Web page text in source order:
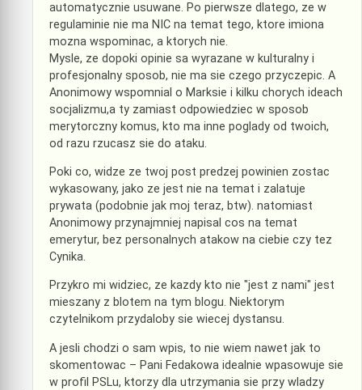
automatycznie usuwane. Po pierwsze dlatego, ze w
regulaminie nie ma NIC na temat tego, ktore imiona
mozna wspominac, a ktorych nie.
Mysle, ze dopoki opinie sa wyrazane w kulturalny i
profesjonalny sposob, nie ma sie czego przyczepic. A
Anonimowy wspomnial o Marksie i kilku chorych ideach
socjalizmu,a ty zamiast odpowiedziec w sposob
merytorczny komus, kto ma inne poglady od twoich,
od razu rzucasz sie do ataku.
Poki co, widze ze twoj post predzej powinien zostac
wykasowany, jako ze jest nie na temat i zalatuje
prywata (podobnie jak moj teraz, btw). natomiast
Anonimowy przynajmniej napisal cos na temat
emerytur, bez personalnych atakow na ciebie czy tez
Cynika.
Przykro mi widziec, ze kazdy kto nie "jest z nami" jest
mieszany z blotem na tym blogu. Niektorym
czytelnikom przydaloby sie wiecej dystansu.
A jesli chodzi o sam wpis, to nie wiem nawet jak to
skomentowac – Pani Fedakowa idealnie wpasowuje sie
w profil PSLu, ktorzy dla utrzymania sie przy wladzy